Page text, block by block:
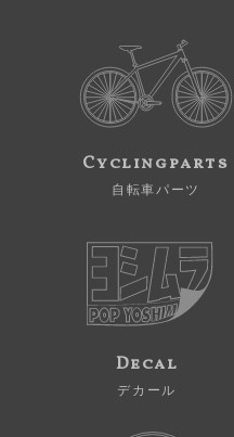
Cyclingparts
自転車パーツ
Decal
デカール